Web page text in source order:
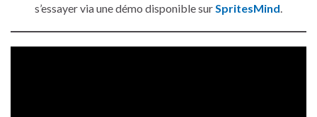
s’essayer via une démo disponible sur SpritesMind